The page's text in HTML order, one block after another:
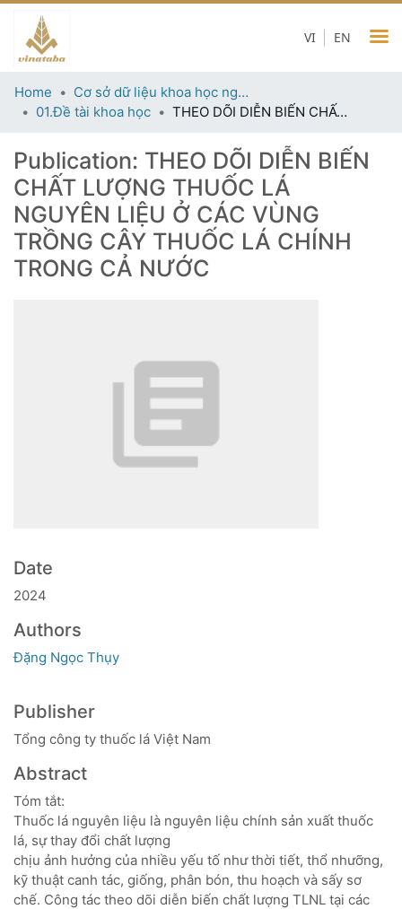
EN
VI
Home
Cơ sở dữ liệu khoa học ngành thuốc lá
01.Đề tài khoa học
THEO DÕI DIỄN BIẾN CHẤT LƯỢNG THUỐC LÁ NGUYÊN LIỆU Ở CÁC VÙNG TRỒNG CÂY THUỐC LÁ CHÍNH TRONG CẢ NƯỚC
Publication: THEO DÕI DIỄN BIẾN
CHẤT LƯỢNG THUỐC LÁ
NGUYÊN LIỆU Ở CÁC VÙNG
TRỒNG CÂY THUỐC LÁ CHÍNH
TRONG CẢ NƯỚC
Date
2024
Authors
Đặng Ngọc Thụy
Publisher
Tổng công ty thuốc lá Việt Nam
Abstract
Tóm tắt:
Thuốc lá nguyên liệu là nguyên liệu chính sản xuất thuốc
lá, sự thay đổi chất lượng
chịu ảnh hưởng của nhiều yếu tố như thời tiết, thổ nhưỡng,
kỹ thuật canh tác, giống, phân bón, thu hoạch và sấy sơ
chế. Công tác theo dõi diễn biến chất lượng TLNL tại các